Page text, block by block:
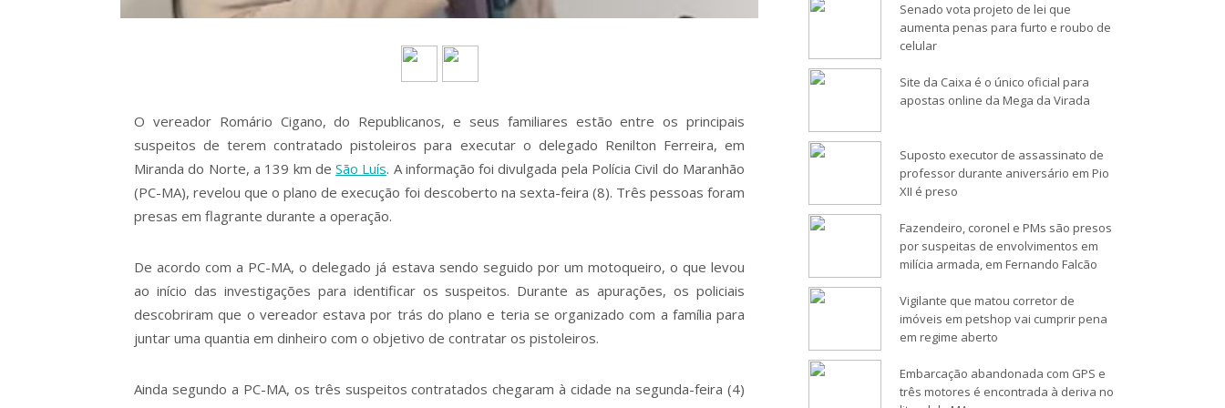
O vereador Romário Cigano, do Republicanos, e seus familiares estão entre os principais
suspeitos de terem contratado pistoleiros para executar o delegado Renilton Ferreira, em
Miranda do Norte, a 139 km deSão Luís. A informação foi divulgada pela Polícia Civil do Maranhão
(PC-MA), revelou que o plano de execução foi descoberto na sexta-feira (8). Três pessoas foram
presas em flagrante durante a operação.
De acordo com a PC-MA, o delegado já estava sendo seguido por um motoqueiro, o que levou
ao início das investigações para identificar os suspeitos. Durante as apurações, os policiais
descobriram que o vereador estava por trás do plano e teria se organizado com a família para
juntar uma quantia em dinheiro com o objetivo de contratar os pistoleiros.
Ainda segundo a PC-MA, os três suspeitos contratados chegaram à cidade na segunda-feira (4)
Senado vota projeto de lei que
aumenta penas para furto e roubo de
celular
Site da Caixa é o único oficial para
apostas online da Mega da Virada
Suposto executor de assassinato de
professor durante aniversário em Pio
XII é preso
Fazendeiro, coronel e PMs são presos
por suspeitas de envolvimentos em
milícia armada, em Fernando Falcão
Vigilante que matou corretor de
imóveis em petshop vai cumprir pena
em regime aberto
Embarcação abandonada com GPS e
três motores é encontrada à deriva no